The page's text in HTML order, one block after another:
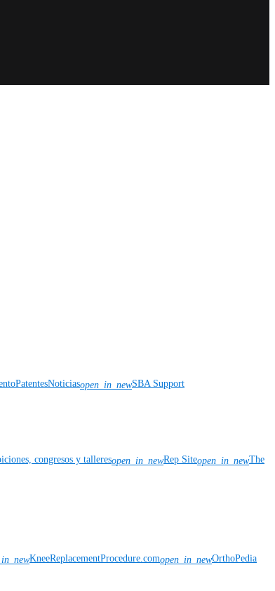
PatentesNoticiasopen_in_newSBA Support
congresos y talleresopen_in_newRep Siteopen_in_newThe
KneeReplacementProcedure.comopen_in_newOrthoPedia